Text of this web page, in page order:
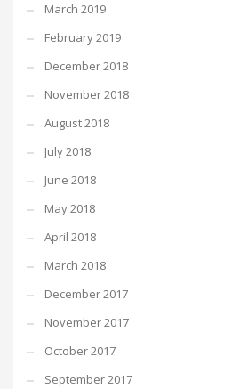
March 2019
February 2019
December 2018
November 2018
August 2018
July 2018
June 2018
May 2018
April 2018
March 2018
December 2017
November 2017
October 2017
September 2017